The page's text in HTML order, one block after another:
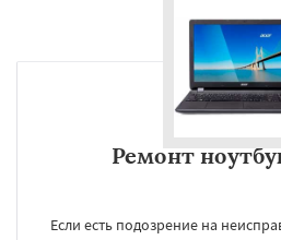
Ремонт
Если есть подозрение на